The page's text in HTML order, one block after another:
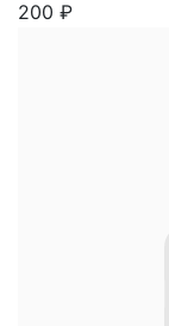
200 ₽